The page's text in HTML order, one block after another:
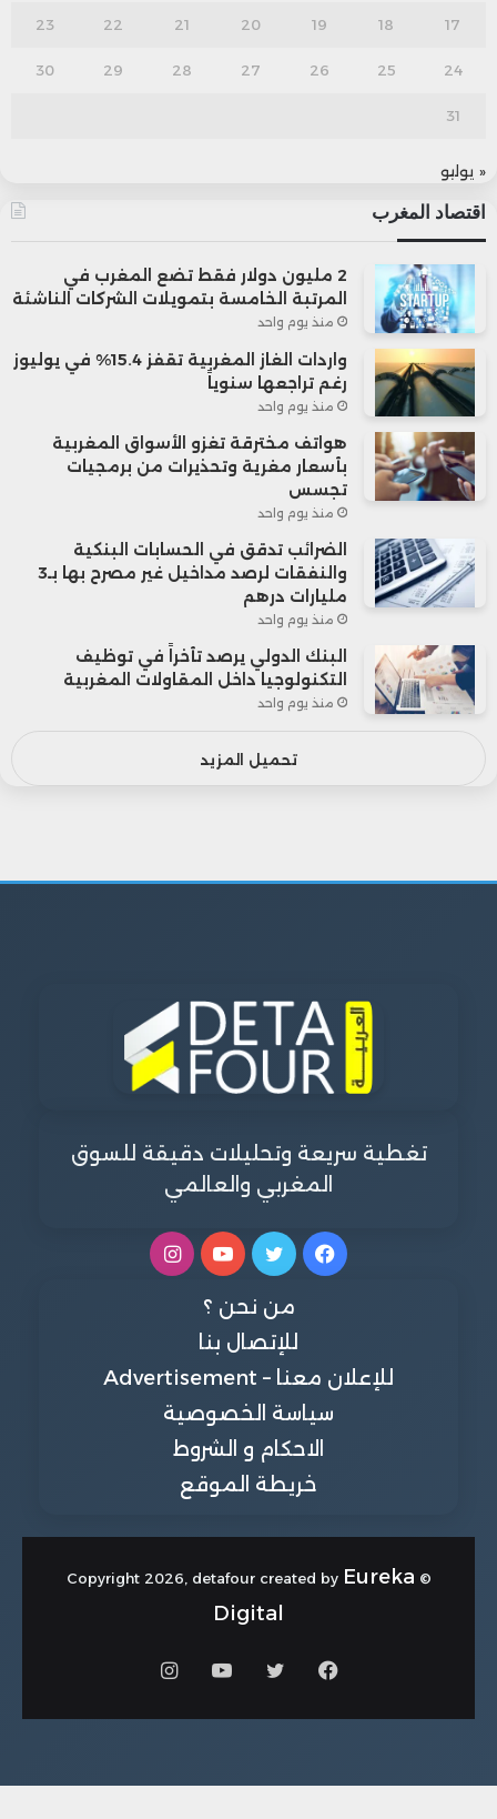
17
18
19
20
21
22
23
24
25
26
27
28
29
30
31
« يوليو
اقتصاد المغرب
2 مليون دولار فقط تضع المغرب في
المرتبة الخامسة بتمويلات الشركات الناشئة
منذ يوم واحد
واردات الغاز المغربية تقفز 15.4% في يوليوز
رغم تراجعها سنوياً
منذ يوم واحد
هواتف مخترقة تغزو الأسواق المغربية
بأسعار مغرية وتحذيرات من برمجيات
تجسس
منذ يوم واحد
الضرائب تدقق في الحسابات البنكية
والنفقات لرصد مداخيل غير مصرح بها بـ3
مليارات درهم
منذ يوم واحد
البنك الدولي يرصد تأخراً في توظيف
التكنولوجيا داخل المقاولات المغربية
منذ يوم واحد
تحميل المزيد
تغطية سريعة وتحليلات دقيقة للسوق
المغربي والعالمي
فيسبوكتويتر يوتيوبانستقرام
من نحن ؟
للإتصال بنا
للإعلان معنا – Advertisement
سياسة الخصوصية
الاحكام و الشروط
خريطة الموقع
© Copyright 2026, detafour created by
Eureka
Digital
فيسبوكتويتر يوتيوبانستقرام